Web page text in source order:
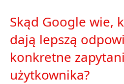
Skąd Google wie,
dają lepszą
konkretne
użytkownika?